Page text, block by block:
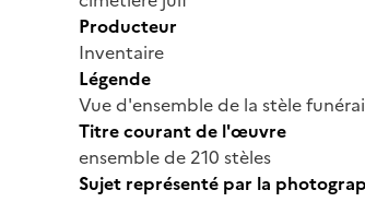
Producteur
Inventaire
Légende
Vue d'ensemble de la stèle
Titre courant de l'œuvre
ensemble de 210 stèles
Sujet représenté par la